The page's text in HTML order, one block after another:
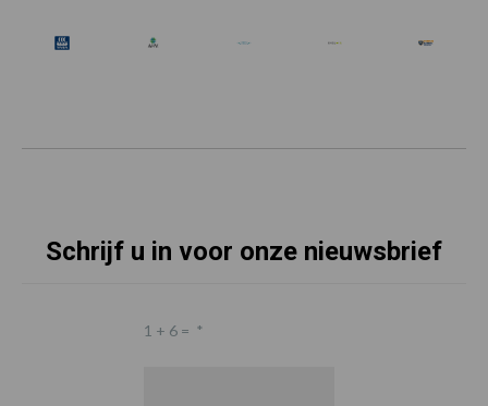
Schrijf u in voor onze nieuwsbrief
1 + 6 = *